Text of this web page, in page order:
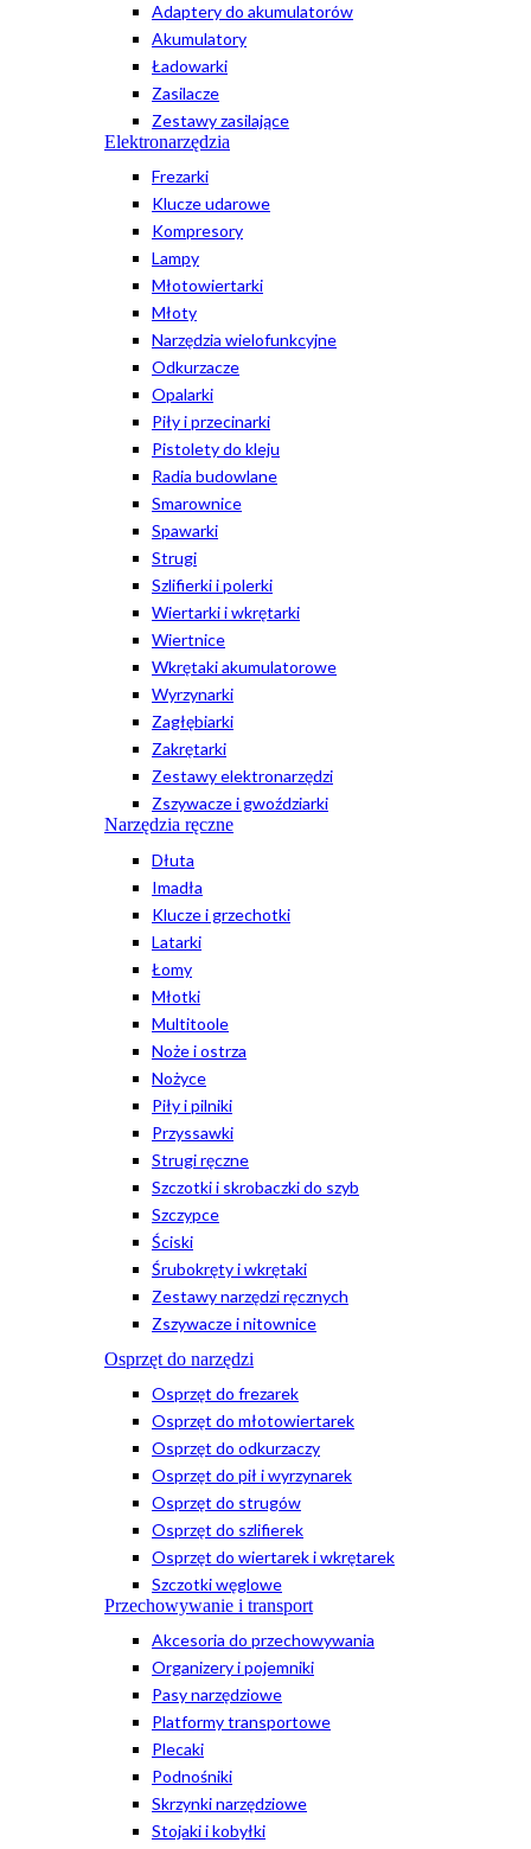
Adaptery do akumulatorów
Akumulatory
Ładowarki
Zasilacze
Zestawy zasilające
Elektronarzędzia
Frezarki
Klucze udarowe
Kompresory
Lampy
Młotowiertarki
Młoty
Narzędzia wielofunkcyjne
Odkurzacze
Opalarki
Piły i przecinarki
Pistolety do kleju
Radia budowlane
Smarownice
Spawarki
Strugi
Szlifierki i polerki
Wiertarki i wkrętarki
Wiertnice
Wkrętaki akumulatorowe
Wyrzynarki
Zagłębiarki
Zakrętarki
Zestawy elektronarzędzi
Zszywacze i gwoździarki
Narzędzia ręczne
Dłuta
Imadła
Klucze i grzechotki
Latarki
Łomy
Młotki
Multitoole
Noże i ostrza
Nożyce
Piły i pilniki
Przyssawki
Strugi ręczne
Szczotki i skrobaczki do szyb
Szczypce
Ściski
Śrubokręty i wkrętaki
Zestawy narzędzi ręcznych
Zszywacze i nitownice
Osprzęt do narzędzi
Osprzęt do frezarek
Osprzęt do młotowiertarek
Osprzęt do odkurzaczy
Osprzęt do pił i wyrzynarek
Osprzęt do strugów
Osprzęt do szlifierek
Osprzęt do wiertarek i wkrętarek
Szczotki węglowe
Przechowywanie i transport
Akcesoria do przechowywania
Organizery i pojemniki
Pasy narzędziowe
Platformy transportowe
Plecaki
Podnośniki
Skrzynki narzędziowe
Stojaki i kobyłki